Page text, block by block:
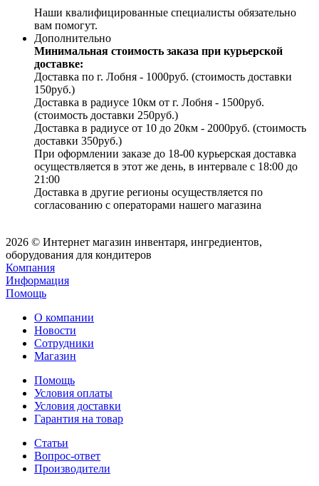
Наши квалифицированные специалисты обязательно
вам помогут.
Дополнительно
Минимальная стоимость заказа при курьерской
доставке:
Доставка по г. Лобня - 1000руб. (стоимость доставки
150руб.)
Доставка в радиусе 10км от г. Лобня - 1500руб.
(стоимость доставки 250руб.)
Доставка в радиусе от 10 до 20км - 2000руб. (стоимость
доставки 350руб.)
При оформлении заказе до 18-00 курьерская доставка
осуществляется в этот же день, в интервале с 18:00 до
21:00
Доставка в другие регионы осуществляется по
согласованию с операторами нашего магазина
2026 © Интернет магазин инвентаря, ингредиентов,
оборудования для кондитеров
Компания
Информация
Помощь
О компании
Новости
Сотрудники
Магазин
Помощь
Условия оплаты
Условия доставки
Гарантия на товар
Статьи
Вопрос-ответ
Производители